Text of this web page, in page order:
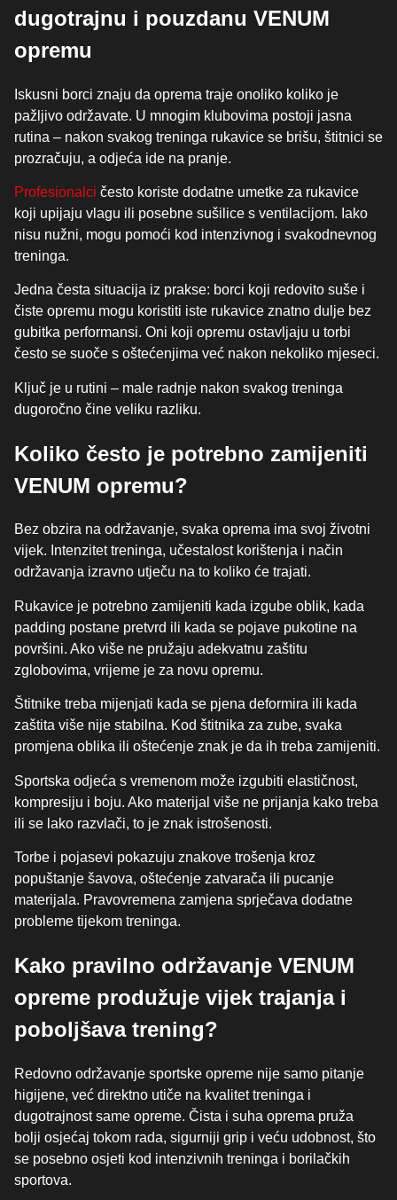
dugotrajnu i pouzdanu VENUM
opremu
Iskusni borci znaju da oprema traje onoliko koliko je
pažljivo održavate. U mnogim klubovima postoji jasna
rutina – nakon svakog treninga rukavice se brišu, štitnici se
prozračuju, a odjeća ide na pranje.
Profesionalci često koriste dodatne umetke za rukavice
koji upijaju vlagu ili posebne sušilice s ventilacijom. Iako
nisu nužni, mogu pomoći kod intenzivnog i svakodnevnog
treninga.
Jedna česta situacija iz prakse: borci koji redovito suše i
čiste opremu mogu koristiti iste rukavice znatno dulje bez
gubitka performansi. Oni koji opremu ostavljaju u torbi
često se suoče s oštećenjima već nakon nekoliko mjeseci.
Ključ je u rutini – male radnje nakon svakog treninga
dugoročno čine veliku razliku.
Koliko često je potrebno zamijeniti
VENUM opremu?
Bez obzira na održavanje, svaka oprema ima svoj životni
vijek. Intenzitet treninga, učestalost korištenja i način
održavanja izravno utječu na to koliko će trajati.
Rukavice je potrebno zamijeniti kada izgube oblik, kada
padding postane pretvrd ili kada se pojave pukotine na
površini. Ako više ne pružaju adekvatnu zaštitu
zglobovima, vrijeme je za novu opremu.
Štitnike treba mijenjati kada se pjena deformira ili kada
zaštita više nije stabilna. Kod štitnika za zube, svaka
promjena oblika ili oštećenje znak je da ih treba zamijeniti.
Sportska odjeća s vremenom može izgubiti elastičnost,
kompresiju i boju. Ako materijal više ne prijanja kako treba
ili se lako razvlači, to je znak istrošenosti.
Torbe i pojasevi pokazuju znakove trošenja kroz
popuštanje šavova, oštećenje zatvarača ili pucanje
materijala. Pravovremena zamjena sprječava dodatne
probleme tijekom treninga.
Kako pravilno održavanje VENUM
opreme produžuje vijek trajanja i
poboljšava trening?
Redovno održavanje sportske opreme nije samo pitanje
higijene, već direktno utiče na kvalitet treninga i
dugotrajnost same opreme. Čista i suha oprema pruža
bolji osjećaj tokom rada, sigurniji grip i veću udobnost, što
se posebno osjeti kod intenzivnih treninga i borilačkih
sportova.